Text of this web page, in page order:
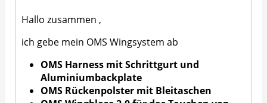
Hallo zusammen ,
ich gebe mein OMS Wingsystem ab
OMS Harness mit Schrittgurt und
Aluminiumbackplate
OMS Rückenpolster mit Bleitaschen